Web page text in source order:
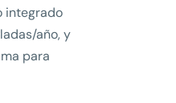
integrado
año, y
para